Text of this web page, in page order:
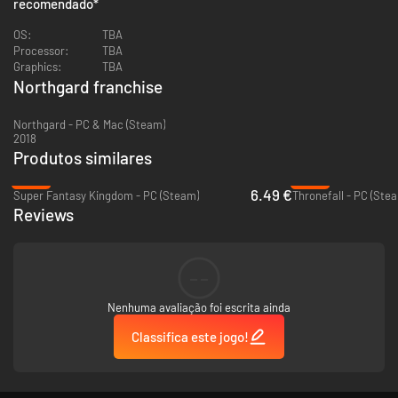
will challenge others and defend its own strength. Only the most cunning
OS:
TBA
Processor:
TBA
Graphics:
TBA
Northgard franchise
Northgard - PC & Mac (Steam)
2018
Produtos similares
Super Fantasy Kingdom - PC (Steam)
6.49 €Thronefall - PC
Reviews
Nenhuma avaliação foi escrita ainda
Classifica este jogo!